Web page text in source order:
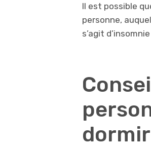
Il est possible
personne,
s’agit
dormir